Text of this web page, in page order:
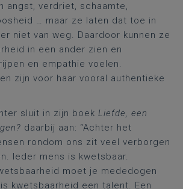
angst, verdriet, schaamte,
… maar ze laten dat toe in
niet van weg. Daardoor kunnen ze
in een ander zien en
en empathie voelen.
zijn voor haar vooral authentieke
sluit in zijn boek Liefde, een
daarbij aan: “Achter het
rondom ons zit veel verborgen
Ieder mens is kwetsbaar.
moet je mededogen
kwetsbaarheid een talent. Een